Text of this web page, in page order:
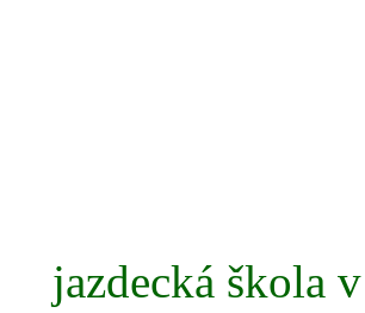
jazdecká škola